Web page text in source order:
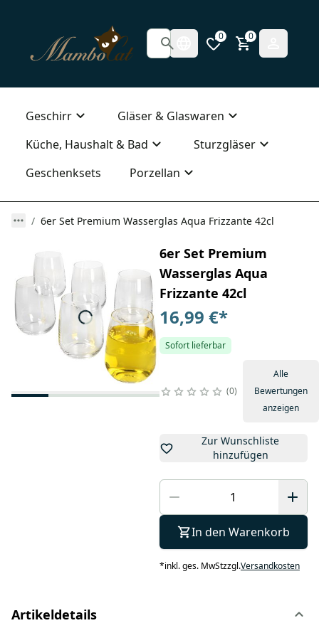
0 0
Geschirr
Gläser & Glaswaren
Küche, Haushalt & Bad
Sturzgläser
Geschenksets
Porzellan
6er Set Premium Wasserglas Aqua Frizzante 42cl
6er Set Premium
Wasserglas Aqua
Frizzante 42cl
16,99 €*
Sofort lieferbar
0
Alle
Bewertungen
anzeigen
Zur Wunschliste
hinzufügen
In den Warenkorb
*inkl. ges. MwStzzgl.Versandkosten
Artikeldetails